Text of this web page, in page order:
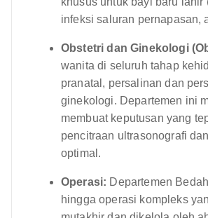
infeksi saluran pernapasan,
Obstetri dan Ginekologi
wanita di seluruh tahap
pranatal, persalinan dan
ginekologi. Departemen ini
membuat keputusan yang
pencitraan ultrasonografi
optimal.
Operasi: Departemen
hingga operasi kompleks